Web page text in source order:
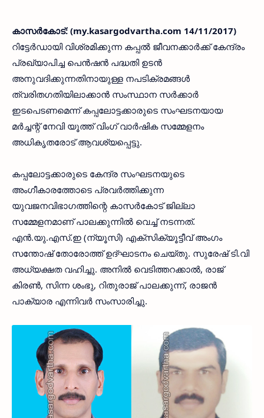
കാസര്‍കോട്: (my.kasargodvartha.com 14/11/2017)
റിട്ടേര്‍ഡായി വിശ്രമിക്കുന്ന കപ്പല്‍ ജീവനക്കാര്‍ക്ക് കേന്ദ്രം
പ്രഖ്യാപിച്ച പെന്‍ഷന്‍ പദ്ധതി ഉടന്‍
അനുവദിക്കുന്നതിനായുള്ള നപടിക്രമങ്ങള്‍
ത്വരിതഗതിയിലാക്കാന്‍ സംസ്ഥാന സര്‍ക്കാര്‍
ഇടപെടണമെന്ന് കപ്പലോട്ടക്കാരുടെ സംഘടനയായ
മര്‍ച്ചന്റ് നേവി യൂത്ത് വിംഗ് വാര്‍ഷിക സമ്മേളനം
അധികൃതരോട് ആവശ്യപ്പെട്ടു.
കപ്പലോട്ടക്കാരുടെ കേന്ദ്ര സംഘടനയുടെ
അംഗീകാരത്തോടെ പ്രവര്‍ത്തിക്കുന്ന
യുവജനവിഭാഗത്തിന്റെ കാസര്‍കോട് ജില്ലാ
സമ്മേളനമാണ് പാലക്കുന്നില്‍ വെച്ച് നടന്നത്.
എന്‍.യു.എസ്.ഇ (ന്യൂസി) എക്സിക്യൂട്ടീവ് അംഗം
സന്തോഷ് തോരോത്ത് ഉദ്ഘാടനം ചെയ്തു. സുരേഷ് ടി.വി
അധ്യക്ഷത വഹിച്ചു. അനില്‍ വെടിത്തറക്കാല്‍, രാജ്
കിരണ്‍, സിന്ന ശംഭു, റിതുരാജ് പാലക്കുന്ന്, രാജന്‍
പാക്യാര എന്നിവര്‍ സംസാരിച്ചു.